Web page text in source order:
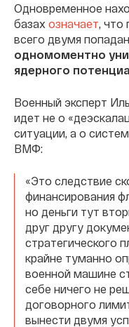
Одновременное
базах означает ,
всего двумя
одномоментно
ядерного
Военный эксперт
идет не о
ситуации, а о
ВМФ:
«Это следствие
финансирования
но деньги тут
друг другу
стратегического
крайне туманно
военной машине
себе ничего не
договорного
вынести двумя